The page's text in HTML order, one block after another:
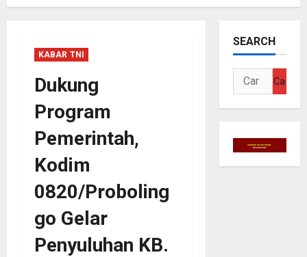
KABAR TNI
Dukung
Program
Pemerintah,
Kodim
0820/Proboling
go Gelar
Penyuluhan KB.
SEARCH
Cari
untuk: